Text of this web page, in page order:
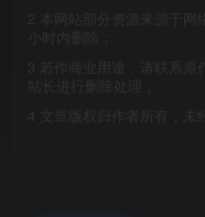
2 本网站部分资源来源于
小时内删除；
3 若作商业用途，请联系
站长进行删除处理；
4 文章版权归作者所有，未